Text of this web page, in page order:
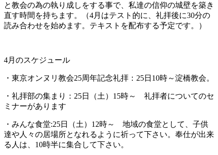
と教会の為の執り成しをする事で、私達の信仰の城壁を築き
直す時間を持ちます。（4月はテスト的に、礼拝後に30分の
読み合わせを始めます。テキストを配布する予定です。）
4月のスケジュール
・東京オンヌリ教会25周年記念礼拝：25日10時～淀橋教会。
・礼拝部の集まり：25日（土）15時～ 礼拝者についてのセ
ミナーがあります
・みんな食堂:25日（土）12時～ 地域の食堂として、子供
達や人々の居場所となれるように祈って下さい。奉仕が出来
る人は、10時半に集合して下さい。